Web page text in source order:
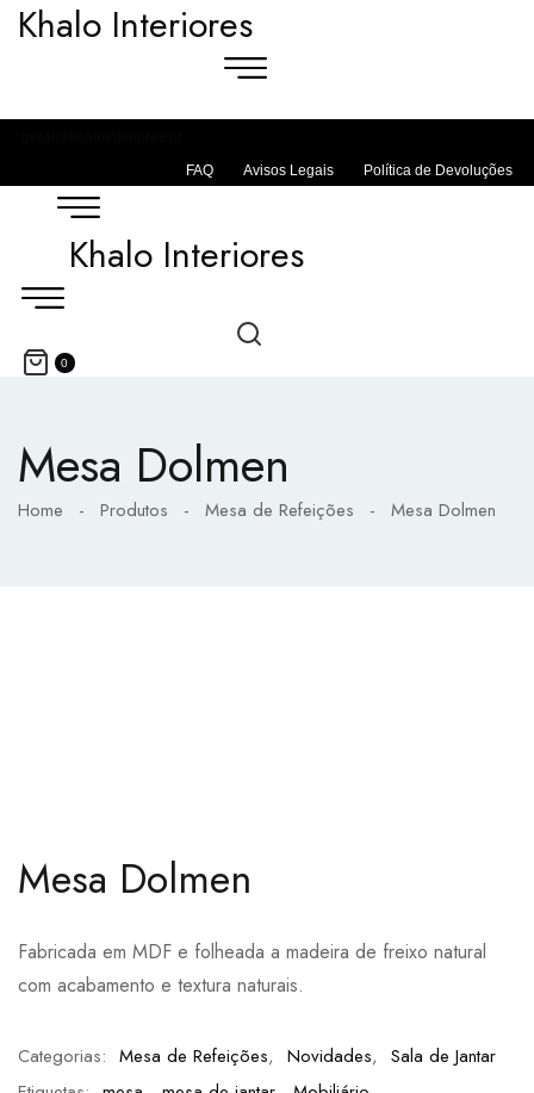
Khalo Interiores
FAQ
Avisos Legais Política de Devoluções
Khalo Interiores
0
Mesa Dolmen
Home - Produtos - Mesa de Refeições - Mesa Dolmen
Mesa Dolmen
Fabricada em MDF e folheada a madeira de freixo natural
com acabamento e textura naturais.
Categorias: Mesa de Refeições, Novidades, Sala de Jantar